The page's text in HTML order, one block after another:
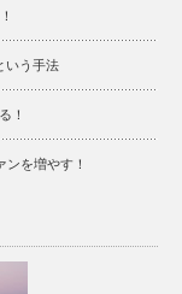
いう手法
！
を増やす！